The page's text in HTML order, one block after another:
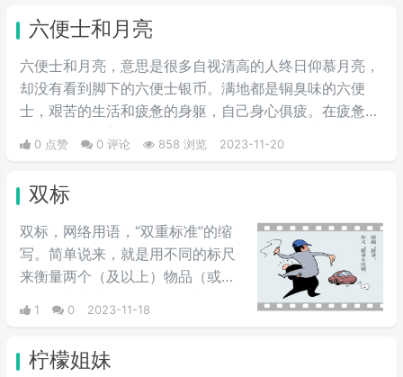
式”网络文学会给人带来焦虑感。
六便士和月亮
六便士和月亮，意思是很多自视清高的人终日仰慕月亮，
却没有看到脚下的六便士银币。满地都是铜臭味的六便
士，艰苦的生活和疲惫的身躯，自己身心俱疲。在疲惫之
余能抬头看到美丽的夜空，和那耀眼的月光。六便士是现
实物质，是眼前的苟且，是我们为了三斗米奋斗的每天，
田野。
0 点赞 0 评论 858 浏览 2023-11-20
双标
双标，网络用语，“‌‌‌‌‌‌‌‌‌‌双重标准”的缩
写。简单说来，就是用不同的标尺
来衡量两个（及以上）物品（或事
准，比如对自己和对别人的标准不
或者说对同一性质的事情，会根据
1 0 2023-11-18
柠檬姐妹